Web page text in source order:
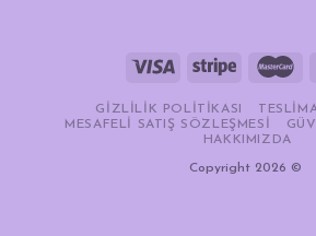
GIZLILIK POLITIKASI
MESAFELI SATIŞ SÖZLEŞMESI
HAKKIMIZDA
Copyright 2026 ©